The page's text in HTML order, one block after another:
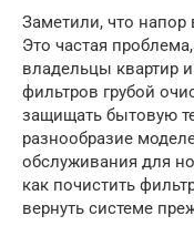
Заметили, что напор
Это частая
владельцы квартир
фильтров грубой
защищать бытовую
разнообразие
обслуживания для
как почистить
вернуть системе